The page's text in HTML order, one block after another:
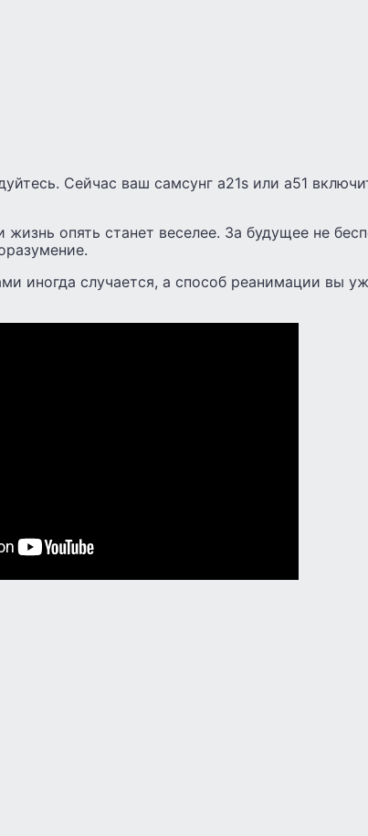
Сейчас ваш самсунг а21s или а51
жизнь опять станет веселее. За будущее не
иногда случается, а способ реанимации вы